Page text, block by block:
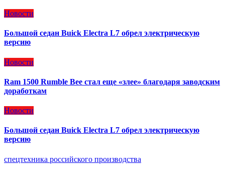
Новости
Большой седан Buick Electra L7 обрел электрическую
версию
Новости
Ram 1500 Rumble Bee стал еще «злее» благодаря заводским
доработкам
Новости
Большой седан Buick Electra L7 обрел электрическую
версию
спецтехника российского производства